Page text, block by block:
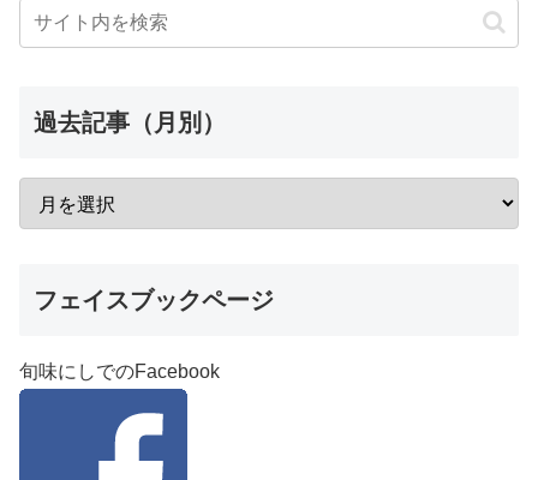
過去記事（月別）
フェイスブックページ
旬味にしでのFacebook